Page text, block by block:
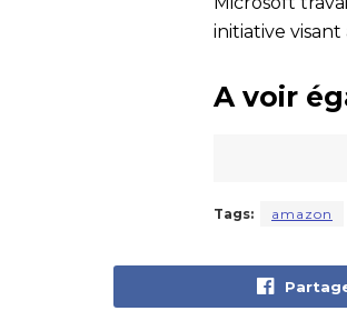
initiative
A voir
Tags: amazon